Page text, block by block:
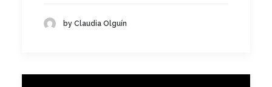
by Claudia Olguín